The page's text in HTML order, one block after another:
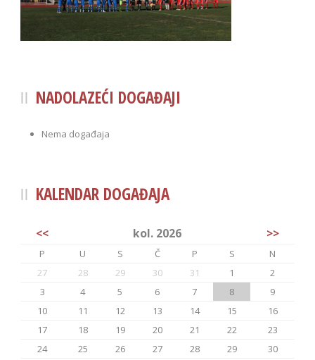
NADOLAZEĆI DOGAĐAJI
Nema događaja
KALENDAR DOGAĐAJA
<< kol. 2026 >>
P U S Č P S
N
27
28 29 30 31 1
2
3
4 5 6 7 8
9
10
11 12 13 14 15
16
17
18 19 20 21 22
23
24
25 26 27 28 29
30